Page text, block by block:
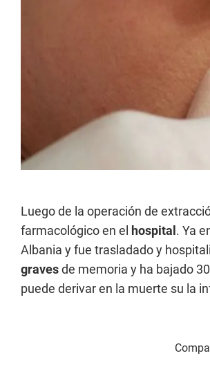
Luego de la operación de
farmacológico en el hospital . Ya
Albania y fue trasladado y
gravesde memoria y ha bajado
puede derivar en la muerte su la